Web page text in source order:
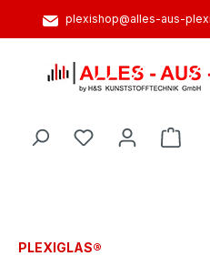
springenplexishop@alles-aus-
PLEXIGLAS®